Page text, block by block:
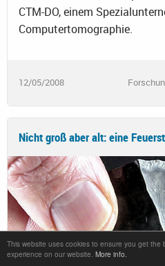
This website uses cookies to ensure you get the
experience on our website. More info.
CTM-DO, einem
Computertomographie.
12/05/2008
Nicht groß aber alt: eine